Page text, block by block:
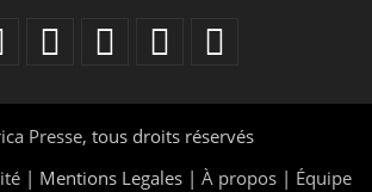
Presse, tous droits réservés
| Mentions Legales | À propos | Équipe